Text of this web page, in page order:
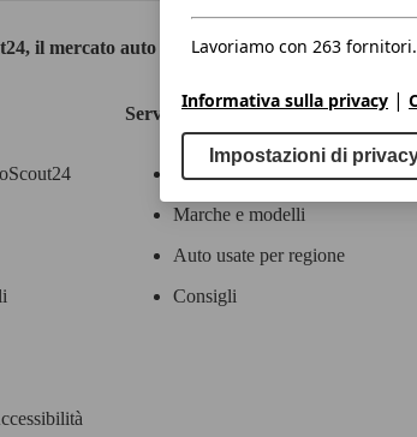
il mercato auto europeo.
Servizi
Contatti
Marche e modelli
Auto usate per regione
Consigli
Lavoriamo con 263 fornitori.
Informativa sulla privacy |
Impostazioni di